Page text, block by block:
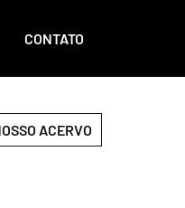
CONTATO
ACERVO